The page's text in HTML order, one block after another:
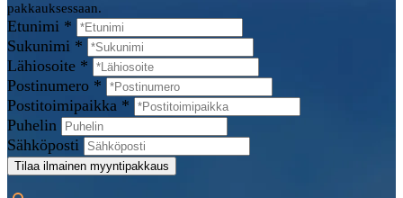
pakkauksessaan.
Etunimi *
Sukunimi *
Lähiosoite *
Postinumero *
Postitoimipaikka *
Puhelin
Sähköposti
Tilaa ilmainen myyntipakkaus